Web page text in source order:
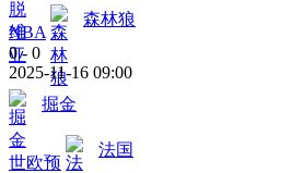
NBA
森林狼
0 - 0
2025-11-16 09:00
掘金
世欧预
法国